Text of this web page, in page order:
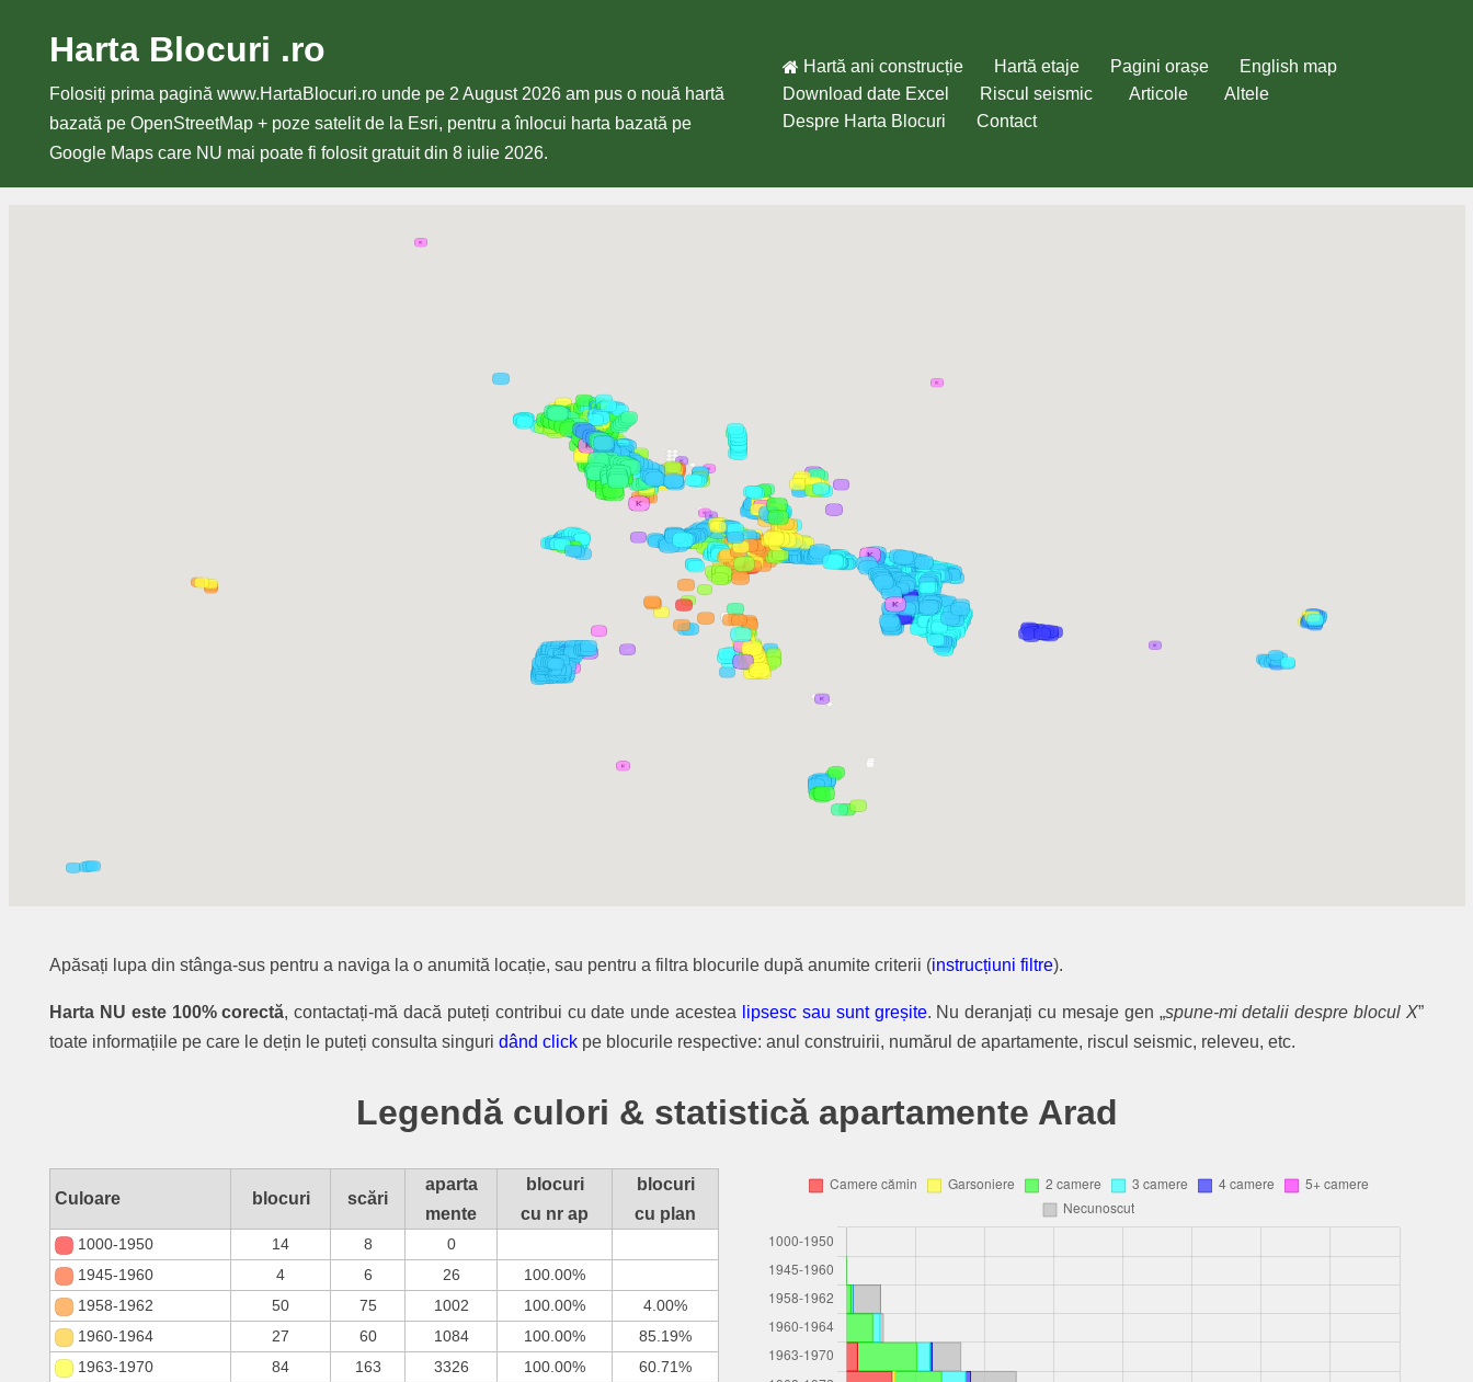
conținut
Harta Blocuri .ro
Folosiți prima pagină www.HartaBlocuri.ro unde pe 2 August 2026 am pus o nouă hartă
bazată pe OpenStreetMap + poze satelit de la Esri, pentru a înlocui harta bazată pe
Google Maps care NU mai poate fi folosit gratuit din 8 iulie 2026.
Hartă ani construcție Hartă etaje Pagini orașe
English map
Download date Excel
Riscul seismic Articole
Altele
Despre Harta Blocuri
Contact
Apăsați lupa din stânga-sus pentru a naviga la o anumită locație, sau pentru a filtra blocurile după anumite criterii (instrucțiuni filtre).
Harta NU este 100% corectă, contactați-mă dacă puteți contribui cu date unde acestea lipsesc sau sunt greșite. Nu deranjați cu mesaje gen „spune-mi detalii despre blocul X”
toate informațiile pe care le dețin le puteți consulta singuri dând click pe blocurile respective: anul construirii, numărul de apartamente, riscul seismic, releveu, etc.
Legendă culori & statistică apartamente Arad
Culoare blocuri scări
aparta
mente
blocuri
cu nr ap
blocuri
cu plan
1000-1950 14 8
0
1945-1960
4 6 26
100.00%
1958-1962
50 75 1002 100.00%
4.00%
1960-1964
27 60 1084 100.00%
85.19%
1963-1970
84 163 3326 100.00%
60.71%